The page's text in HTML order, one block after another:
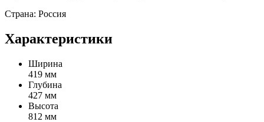
Страна: Россия
Характеристики
Ширина
419 мм
Глубина
427 мм
Высота
812 мм